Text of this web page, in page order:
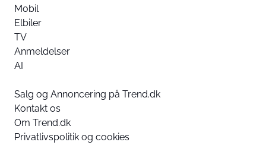
Mobil
Elbiler
TV
Anmeldelser
AI
Salg og Annoncering på Trend.dk
Kontakt os
Om Trend.dk
Privatlivspolitik og cookies